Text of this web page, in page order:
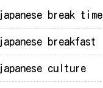
japanese break time
japanese breakfast
japanese culture